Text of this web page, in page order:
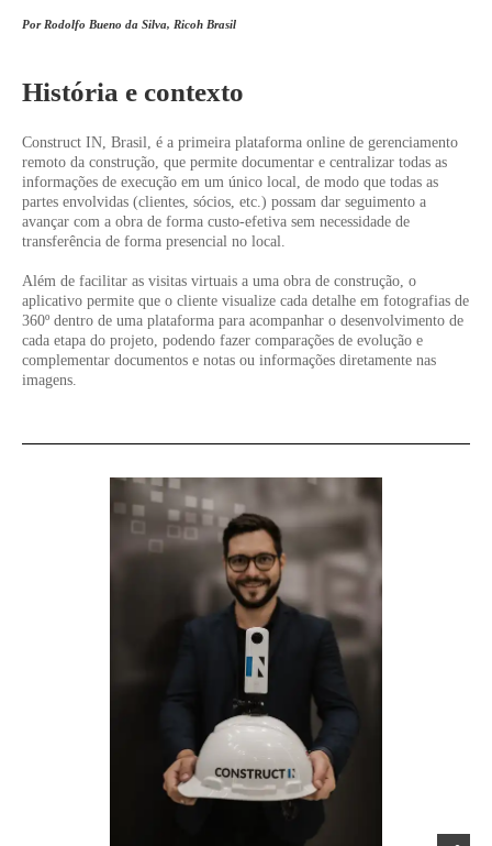
Por Rodolfo Bueno da Silva, Ricoh Brasil
História e contexto
Construct IN, Brasil, é a primeira plataforma online de gerenciamento
remoto da construção, que permite documentar e centralizar todas as
informações de execução em um único local, de modo que todas as
partes envolvidas (clientes, sócios, etc.) possam dar seguimento a
avançar com a obra de forma custo-efetiva sem necessidade de
transferência de forma presencial no local.
Além de facilitar as visitas virtuais a uma obra de construção, o
aplicativo permite que o cliente visualize cada detalhe em fotografias de
360º dentro de uma plataforma para acompanhar o desenvolvimento de
cada etapa do projeto, podendo fazer comparações de evolução e
complementar documentos e notas ou informações diretamente nas
imagens.